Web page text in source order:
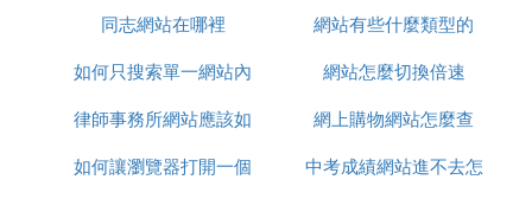
要好用，如果你查的不是動態資料庫，而且對時效性
要求不高的話。
5、搜索不歡迎你搜索和免費使用的網站、資料庫的
部分內容；
6、用「site:」搜索死鏈接網站、已關閉網站內的信
同志網站在哪裡
網站有些什麼類型的
如何只搜索單一網站內
容
網站怎麼切換倍速
律師事務所網站應該如
何製作
網上購物網站怎麼查
如何讓瀏覽器打開一個
中考成績網站進不去怎